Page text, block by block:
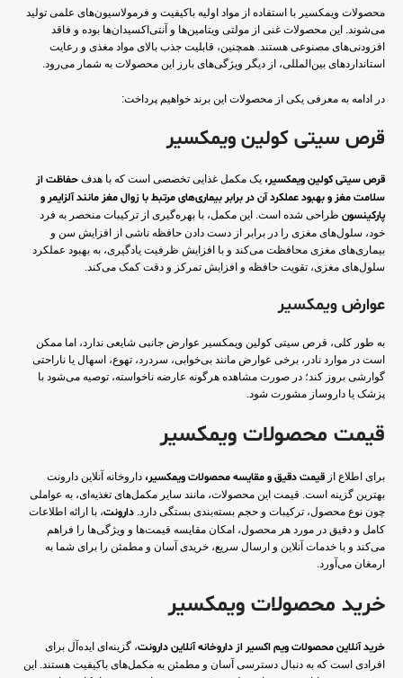
محصولات ویمکسیر با استفاده از مواد اولیه باکیفیت و فرمولاسیون‌های علمی تولید
می‌شوند. این محصولات غنی از مولتی ویتامین‌ها و آنتی‌اکسیدان‌ها بوده و فاقد
افزودنی‌های مصنوعی هستند. همچنین، قابلیت جذب بالای مواد مغذی و رعایت
استانداردهای بین‌المللی، از دیگر ویژگی‌های بارز این محصولات به شمار می‌رود.
در ادامه به معرفی یکی از محصولات این برند خواهیم پرداخت:
قرص سیتی کولین ویمکسیر
قرص سیتی کولین ویمکسیر، یک مکمل غذایی تخصصی است که با هدف حفاظت از
سلامت مغز و بهبود عملکرد آن در برابر بیماری‌های مرتبط با زوال مغز مانند آلزایمر و
پارکینسون طراحی شده است. این مکمل، با بهره‌گیری از ترکیبات منحصر به فرد
خود، سلول‌های مغزی را در برابر از دست دادن حافظه ناشی از افزایش سن و
بیماری‌های مغزی محافظت می‌کند و با افزایش ظرفیت یادگیری، به بهبود عملکرد
سلول‌های مغزی، تقویت حافظه و افزایش تمرکز و دقت کمک می‌کند.
عوارض ویمکسیر
به طور کلی، قرص سیتی کولین ویمکسیر عوارض جانبی شایعی ندارد، اما ممکن
است در موارد نادر، برخی عوارض مانند بی‌خوابی، سردرد، تهوع، اسهال یا ناراحتی
گوارشی بروز کند؛ در صورت مشاهده هرگونه عارضه ناخواسته، توصیه می‌شود با
پزشک یا داروساز مشورت شود.
قیمت محصولات ویمکسیر
برای اطلاع از قیمت دقیق و مقایسه محصولات ویمکسیر، داروخانه آنلاین دارونت
بهترین گزینه است. قیمت این محصولات، مانند سایر مکمل‌های تغذیه‌ای، به عواملی
چون نوع محصول، ترکیبات و حجم بسته‌بندی بستگی دارد. دارونت، با ارائه اطلاعات
کامل و دقیق در مورد هر محصول، امکان مقایسه قیمت‌ها و ویژگی‌ها را فراهم
می‌کند و با خدمات آنلاین و ارسال سریع، خریدی آسان و مطمئن را برای شما به
ارمغان می‌آورد.
خرید محصولات ویمکسیر
خرید آنلاین محصولات ویم اکسیر از داروخانه آنلاین دارونت، گزینه‌ای ایده‌آل برای
افرادی است که به دنبال دسترسی آسان و مطمئن به مکمل‌های باکیفیت هستند. این